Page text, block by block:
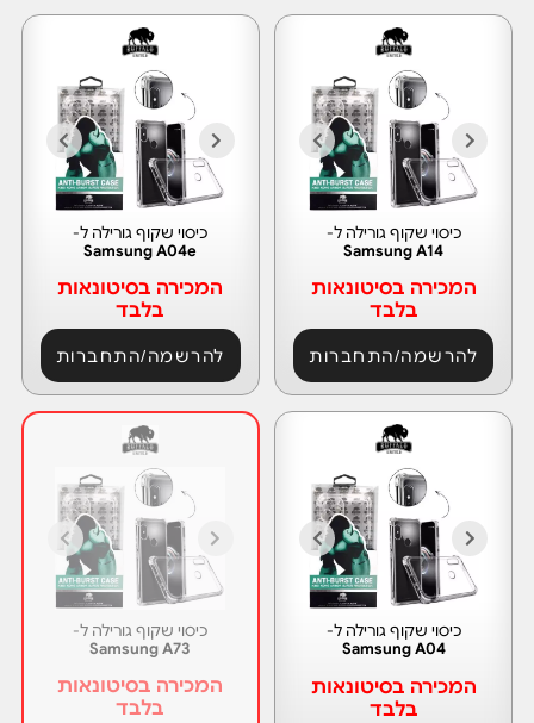
כיסוי שקוף גורילה ל-
Samsung A14
המכירה בסיטונאות
בלבד
להרשמה/התחברות
כיסוי שקוף גורילה ל-
Samsung A04e
המכירה בסיטונאות
בלבד
להרשמה/התחברות
כיסוי שקוף גורילה ל-
Samsung A04
המכירה בסיטונאות
בלבד
כיסוי שקוף גורילה ל-
Samsung A73
המכירה בסיטונאות
בלבד